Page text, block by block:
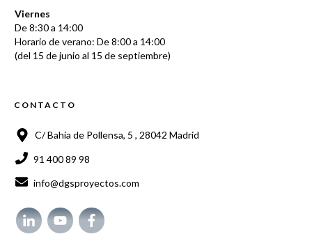
Viernes
De 8:30 a 14:00
Horario de verano: De 8:00 a 14:00
(del 15 de junio al 15 de septiembre)
CONTACTO
C/ Bahía de Pollensa, 5 , 28042 Madrid
91 400 89 98
info@dgsproyectos.com